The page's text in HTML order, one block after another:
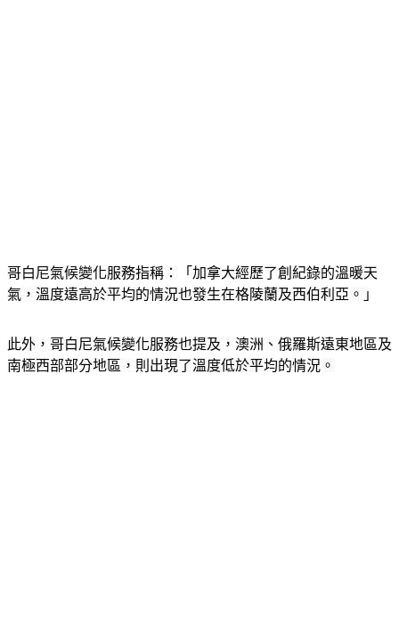
哥白尼氣候變化服務指稱：「加拿大經歷了創紀錄的溫暖天
此外，哥白尼氣候變化服務也提及，澳洲、俄羅斯遠東地區及